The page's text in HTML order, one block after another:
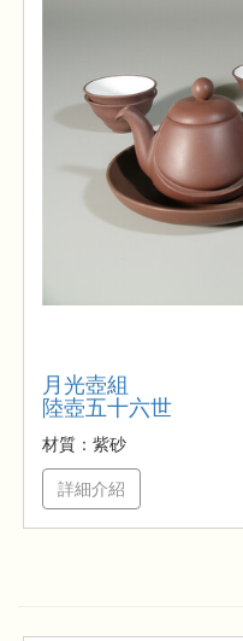
月光壺組
陸壺五十六世
材質：紫砂
詳細介紹